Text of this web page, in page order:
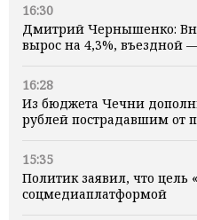
16:30
Дмитрий Чернышенко:
вырос на 4,3%, въездной
16:28
Из бюджета Чечни
рублей пострадавшим от
15:35
Политик заявил, что цель
соцмедиаплатформой